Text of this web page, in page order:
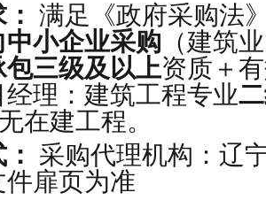
满足《政府采购法
小企业采购 （建筑
三级及以上资质＋
理：建筑工程专业
在建工程。
采购代理机构：辽
件扉页为准